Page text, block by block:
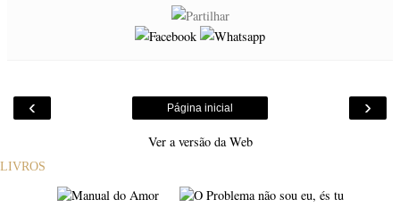
‹ ›
Página inicial
Ver a versão da Web
LIVROS